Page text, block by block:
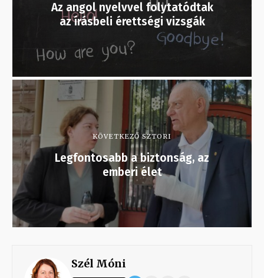
Az angol nyelvvel folytatódtak
az írásbeli érettségi vizsgák
KÖVETKEZŐ SZTORI
Legfontosabb a biztonság, az
emberi élet
Szél Móni